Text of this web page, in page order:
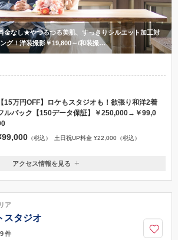
金なし★やつるつる美肌、すっきりシルエット加工対
グ！洋装撮影￥19,800～/和装撮…
【15万円OFF】ロケもスタジオも！欲張り和洋2着
ルパック【150データ保証】￥250,000→￥99,0
（税込） 土日祝UP料金 ¥22,000（税込）
町17-28 NADESHIKO BLD 5F
アクセス情報を見る
ア
スタジオ
9件